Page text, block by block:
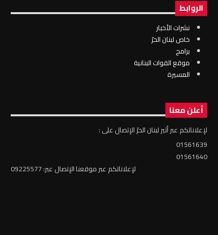
الروابط
نشرات الأخبار
خاص لبنان الحرّ
برامج
موقع القوات البنانية
المسيرة
أعلن معنا
لإعلاناتكم عبر أثير لبنان الحرّ الإتصال على :
01561639
01561640
لإعلاناتكم عبر موقعنا الإتصال عبر: 09225577